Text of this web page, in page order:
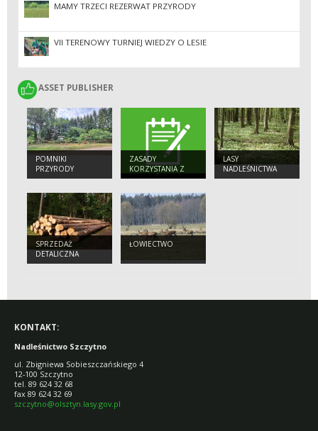
MAMY TRZECI REZERWAT PRZYRODY
VII TERENOWY TURNIEJ WIEDZY O LESIE
ASSET PUBLISHER
ASSET PUBLISHER
POMNIKI
PRZYRODY
ZASADY
KORZYSTANIA Z
OBIEKTÓW
LASY
NADLEŚNICTWA
SPRZEDAŻ
DETALICZNA
ŁOWIECTWO
KONTAKT:
Nadleśnictwo Szczytno
ul. Zbigniewa Sobieszczańskiego 4
12-100 Szczytno
tel. 89 624 32 68
fax 89 624 32 69
szczytno@olsztyn.lasy.gov.pl